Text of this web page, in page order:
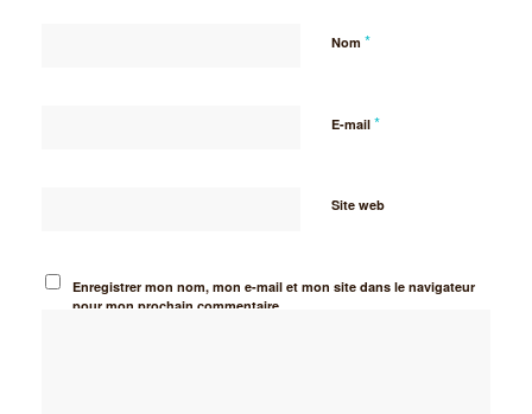
Nom *
E-mail *
Site web
Enregistrer mon nom, mon e-mail et mon site dans le navigateur
pour mon prochain commentaire.